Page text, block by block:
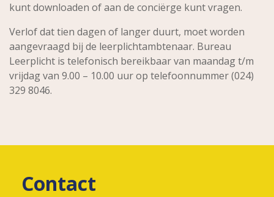
kunt downloaden of aan de conciërge kunt vragen.
Verlof dat tien dagen of langer duurt, moet worden
aangevraagd bij de leerplichtambtenaar. Bureau
Leerplicht is telefonisch bereikbaar van maandag t/m
vrijdag van 9.00 – 10.00 uur op telefoonnummer (024)
329 8046.
Contact